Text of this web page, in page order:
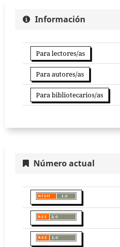
Información
Para lectores/as
Para autores/as
Para bibliotecarios/as
Número actual